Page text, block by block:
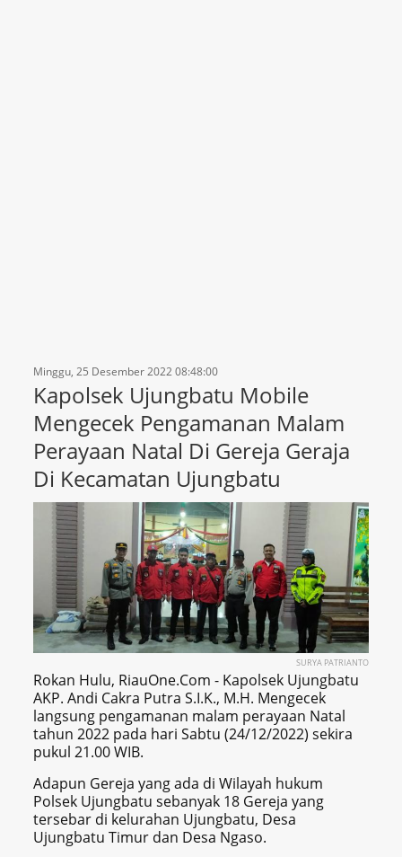
Minggu, 25 Desember 2022 08:48:00
Kapolsek Ujungbatu Mobile
Mengecek Pengamanan Malam
Perayaan Natal Di Gereja Geraja
Di Kecamatan Ujungbatu
SURYA PATRIANTO
Rokan Hulu, RiauOne.Com - Kapolsek Ujungbatu
AKP. Andi Cakra Putra S.I.K., M.H. Mengecek
langsung pengamanan malam perayaan Natal
tahun 2022 pada hari Sabtu (24/12/2022) sekira
pukul 21.00 WIB.
Adapun Gereja yang ada di Wilayah hukum
Polsek Ujungbatu sebanyak 18 Gereja yang
tersebar di kelurahan Ujungbatu, Desa
Ujungbatu Timur dan Desa Ngaso.